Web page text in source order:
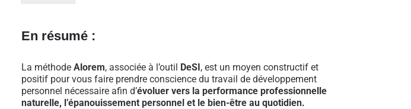
En résumé :
La méthode Alorem, associée à l’outil DeSI, est un moyen constructif et
positif pour vous faire prendre conscience du travail de développement
personnel nécessaire afin d’évoluer vers la performance professionnelle
naturelle, l’épanouissement personnel et le bien-être au quotidien.